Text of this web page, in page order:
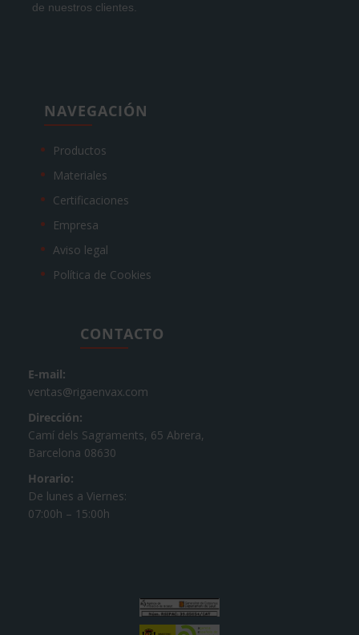
de nuestros clientes.
NAVEGACIÓN
Productos
Materiales
Certificaciones
Empresa
Aviso legal
Política de Cookies
CONTACTO
E-mail:
ventas@rigaenvax.com
Dirección:
Camí dels Sagraments, 65 Abrera,
Barcelona 08630
Horario:
De lunes a Viernes:
07:00h – 15:00h